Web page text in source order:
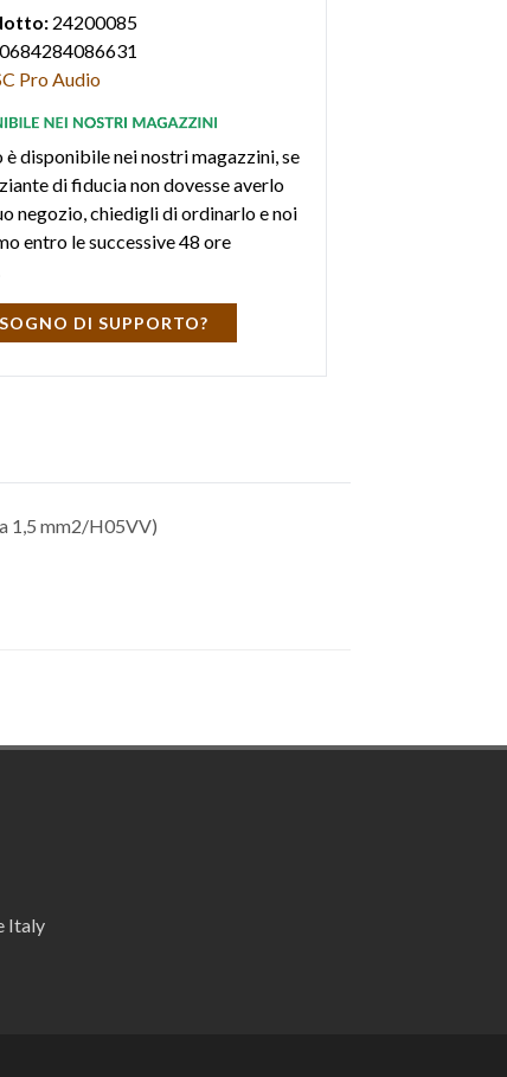
24200085
0684284086631
Pro Audio
disponibile nei nostri magazzini, se
di fiducia non dovesse averlo
negozio, chiedigli di ordinarlo e noi
entro le successive 48 ore
DI SUPPORTO?
1,5 mm2/H05VV)
Italy